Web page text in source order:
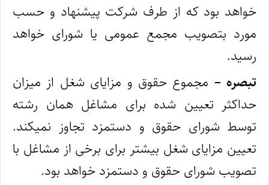
خواهد بود که از طرف شرکت پیشنهاد و حسب
مورد‌ بتصویب مجمع عمومی یا شورای خواهد
رسید.
تبصره – مجموع حقوق و مزایای شغل از میزان
حداکثر تعیین شده برای مشاغل همان رشته
توسط شورای حقوق و دستمزد تجاوز نمیکند.
تعیین ‌مزایای شغل بیشتر برای برخی از مشاغل با
تصویب شورای حقوق و دستمزد خواهد بود.